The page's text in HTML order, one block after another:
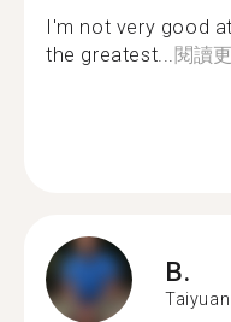
I'm not very good
the greatest...閱讀
B.
Taiyuan